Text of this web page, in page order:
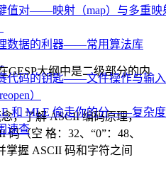
值对——映射（map）与多重映
数据的利器——常用算法库
代码的钥匙——文件操作与输
）
和 MLE 偷走你的分——复杂
速查
GESP大纲中是二级部分的内
念，了解 ASCII 编码原理，
（空 格：32、“0”：48、
掌握 ASCII 码和字符之间